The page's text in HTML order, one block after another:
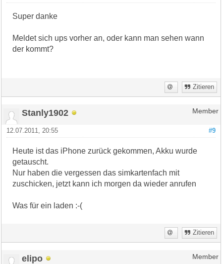
Super danke
Meldet sich ups vorher an, oder kann man sehen wann
der kommt?
Zitieren
Stanly1902 Member
#9
12.07.2011, 20:55
Heute ist das iPhone zurück gekommen, Akku wurde
getauscht.
Nur haben die vergessen das simkartenfach mit
zuschicken, jetzt kann ich morgen da wieder anrufen
Was für ein laden :-(
Zitieren
elipo Member